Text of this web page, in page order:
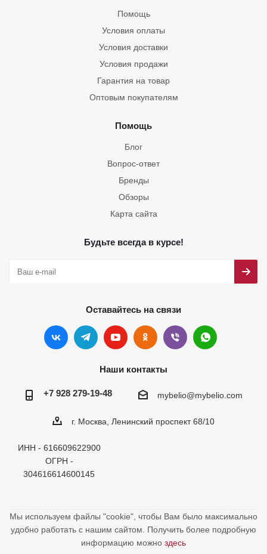
Помощь
Условия оплаты
Условия доставки
Условия продажи
Гарантия на товар
Оптовым покупателям
Помощь
Блог
Вопрос-ответ
Бренды
Обзоры
Карта сайта
Будьте всегда в курсе!
Оставайтесь на связи
Наши контакты
+7 928 279-19-48 mybelio@mybelio.com
г. Москва, Ленинский проспект 68/10
ИНН - 616609622900
ОГРН -
304616614600145
Мы используем файлы "cookie", чтобы Вам было максимально
удобно работать с нашим сайтом. Получить более подробную
информацию можно здесь